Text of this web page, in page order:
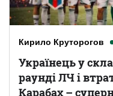
Кирило Круторогов
Українець у
раунді ЛЧ і
Карабах –